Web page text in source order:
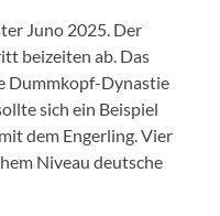
Juno 2025. Der
beizeiten ab. Das
Dummkopf-Dynastie
sich ein Beispiel
dem Engerling. Vier
Niveau deutsche